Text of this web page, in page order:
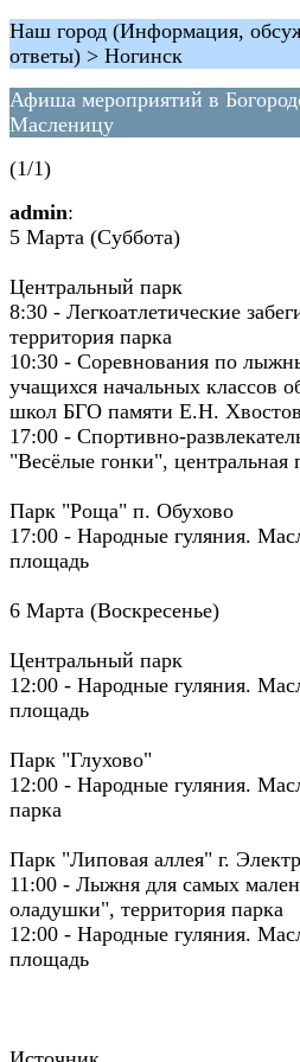
Наш город (Информация,
ответы) > Ногинск
Афиша мероприятий в
Масленицу
(1/1)
admin:
5 Марта (Суббота)
Центральный парк
8:30 - Легкоатлетические
территория парка
10:30 - Соревнования по
учащихся начальных классов
школ БГО памяти Е.Н.
17:00 - Спортивно-
"Весёлые гонки", центральная
Парк "Роща" п. Обухово
17:00 - Народные гуляния.
площадь
6 Марта (Воскресенье)
Центральный парк
12:00 - Народные гуляния.
площадь
Парк "Глухово"
12:00 - Народные гуляния.
парка
Парк "Липовая аллея" г.
11:00 - Лыжня для самых
оладушки", территория парка
12:00 - Народные гуляния.
площадь